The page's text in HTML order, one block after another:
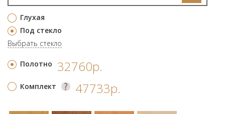
Глухая
Под стекло
Выбрать стекло
Полотно 32760р.
Комплект 47733р.